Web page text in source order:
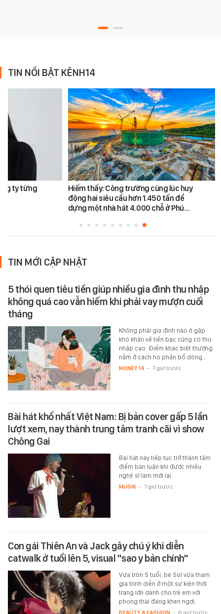
TIN NỔI BẬT KÊNH14
ty từng
Hiếm thấy: Công trường cùng lúc huy
động hai siêu cẩu hơn 1.450 tấn để
dựng một nhà hát 4.000 chỗ ở Phú…
TIN MỚI CẬP NHẬT
5 thói quen tiêu tiền giúp nhiều gia đình thu nhập
không quá cao vẫn hiếm khi phải vay mượn cuối
tháng
Không phải gia đình nào ít gặp
khó khăn về tiền bạc cũng có thu
nhập cao. Điểm khác biệt thường
nằm ở cách họ phân bổ dòng…
MONEY.14 - 7 giờ trước
Bài hát khổ nhất Việt Nam: Bị bản cover gấp 5 lần
lượt xem, nay thành trung tâm tranh cãi vì show
Chông Gai
Bài hát này tiếp tục trở thành tâm
điểm bàn luận khi được nhiều
nghệ sĩ làm mới lại.
MUSIK - 7 giờ trước
Con gái Thiên An và Jack gây chú ý khi diễn
catwalk ở tuổi lên 5, visual "sao y bản chính"
Vừa tròn 5 tuổi, bé Sol vừa tham
gia trình diễn ở một sự kiện thời
trang lớn dành cho trẻ em với
phong thái đáng khen ngợi.
BEAUTY & FASHION - 6 giờ trước